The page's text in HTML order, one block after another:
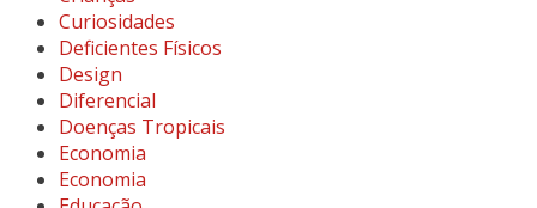
Curiosidades
Deficientes Físicos
Design
Diferencial
Doenças Tropicais
Economia
Economia